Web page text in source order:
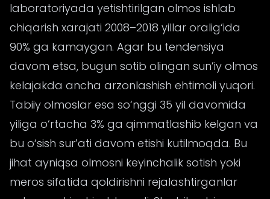
laboratoriyada yetishtirilgan olmos ishlab
chiqarish xarajati 2008–2018 yillar oralig‘ida
90% ga kamaygan. Agar bu tendensiya
davom etsa, bugun sotib olingan sun’iy olmos
kelajakda ancha arzonlashish ehtimoli yuqori.
Tabiiy olmoslar esa so‘nggi 35 yil davomida
yiliga o‘rtacha 3% ga qimmatlashib kelgan va
bu o‘sish sur’ati davom etishi kutilmoqda. Bu
jihat ayniqsa olmosni keyinchalik sotish yoki
meros sifatida qoldirishni rejalashtirganlar